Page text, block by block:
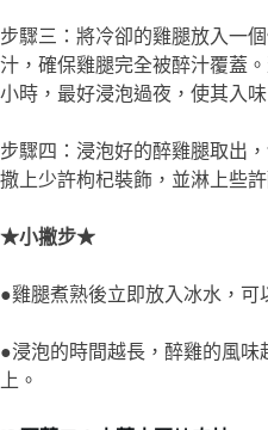
步驟三：將冷卻的雞腿放入一
汁，確保雞腿完全被醉汁覆蓋
小時，最好浸泡過夜，使其入味
步驟四：浸泡好的醉雞腿取出
撒上少許枸杞裝飾，並淋上些許
★小撇步★
●雞腿煮熟後立即放入冰水，可
●浸泡的時間越長，醉雞的風味
上。